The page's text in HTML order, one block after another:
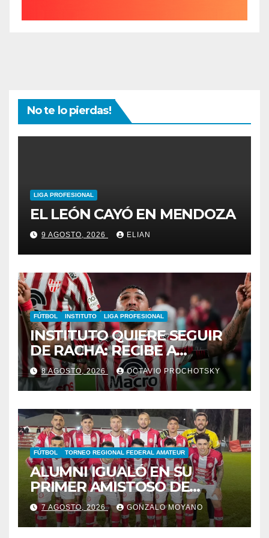
No te lo pierdas!
LIGA PROFESIONAL
EL LEÓN CAYÓ EN MENDOZA
9 AGOSTO, 2026 ELIAN
FÚTBOL INSTITUTO LIGA PROFESIONAL
INSTITUTO QUIERE SEGUIR
DE RACHA: RECIBE A
GIMNASIA DE MENDOZA EN
ALTA CÓRDOBA
8 AGOSTO, 2026 OCTAVIO PROCHOTSKY
FÚTBOL TORNEO REGIONAL FEDERAL AMATEUR
ALUMNI IGUALÓ EN SU
PRIMER AMISTOSO DE
PRETEMPORADA
7 AGOSTO, 2026 GONZALO MOYANO